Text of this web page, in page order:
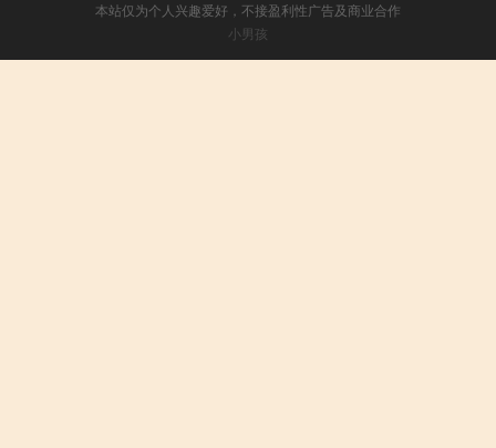
本站仅为个人兴趣爱好，不接盈利性广告及商业合作
小男孩